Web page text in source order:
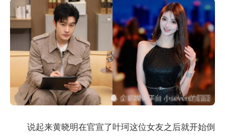
说起来黄晓明在官宣了叶珂这位女友之后就开始倒